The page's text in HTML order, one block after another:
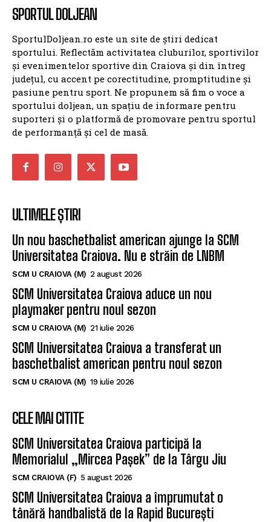
SPORTUL DOLJEAN
SportulDoljean.ro este un site de știri dedicat
sportului. Reflectăm activitatea cluburilor, sportivilor
și evenimentelor sportive din Craiova și din întreg
județul, cu accent pe corectitudine, promptitudine și
pasiune pentru sport. Ne propunem să fim o voce a
sportului doljean, un spațiu de informare pentru
suporteri și o platformă de promovare pentru sportul
de performanță și cel de masă.
ULTIMELE ȘTIRI
Un nou baschetbalist american ajunge la SCM
Universitatea Craiova. Nu e străin de LNBM
SCM U CRAIOVA (M) 2 august 2026
SCM Universitatea Craiova aduce un nou
playmaker pentru noul sezon
SCM U CRAIOVA (M) 21 iulie 2026
SCM Universitatea Craiova a transferat un
baschetbalist american pentru noul sezon
SCM U CRAIOVA (M) 19 iulie 2026
CELE MAI CITITE
SCM Universitatea Craiova participă la
Memorialul „Mircea Pașek” de la Târgu Jiu
SCM CRAIOVA (F) 5 august 2026
SCM Universitatea Craiova a împrumutat o
tânără handbalistă de la Rapid București